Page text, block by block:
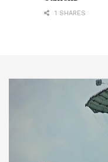
1 SHARES